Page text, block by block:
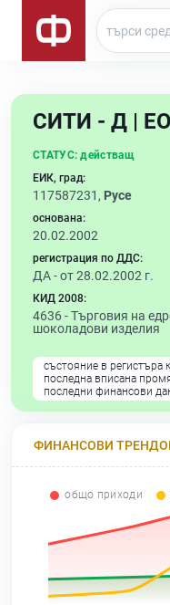
СИТИ - Д |
СТАТУС: действащ
ЕИК, град:
117587231, Русе
основана:
20.02.2002
регистрация по ДДС:
ДА - от 28.02.2002 г.
КИД 2008:
4636 -Търговия на
шоколадови изделия
състояние в регистъра
последна вписана
последни финансови
ФИНАНСОВИ
общо приходи